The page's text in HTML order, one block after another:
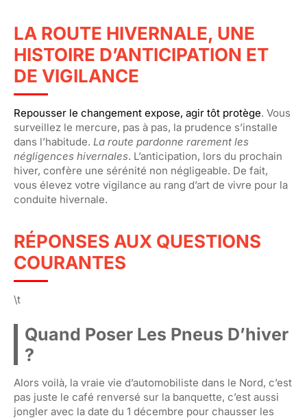
LA ROUTE HIVERNALE, UNE
HISTOIRE D’ANTICIPATION ET
DE VIGILANCE
Repousser le changement expose, agir tôt protège. Vous
surveillez le mercure, pas à pas, la prudence s’installe
dans l’habitude. La route pardonne rarement les
négligences hivernales. L’anticipation, lors du prochain
hiver, confère une sérénité non négligeable. De fait,
vous élevez votre vigilance au rang d’art de vivre pour la
conduite hivernale.
RÉPONSES AUX QUESTIONS
COURANTES
\t
Quand Poser Les Pneus D’hiver
?
Alors voilà, la vraie vie d’automobiliste dans le Nord, c’est
pas juste le café renversé sur la banquette, c’est aussi
jongler avec la date du 1 décembre pour chausser les